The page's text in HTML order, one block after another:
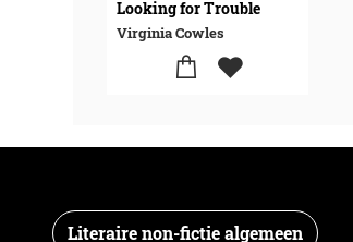
Looking for Trouble
Virginia Cowles
Literaire non-fictie algemeen